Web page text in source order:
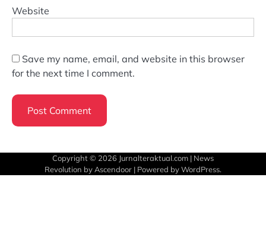
Website
Save my name, email, and website in this browser
for the next time I comment.
Copyright © 2026 Jurnalteraktual.com | News
Revolution by Ascendoor | Powered byWordPress.